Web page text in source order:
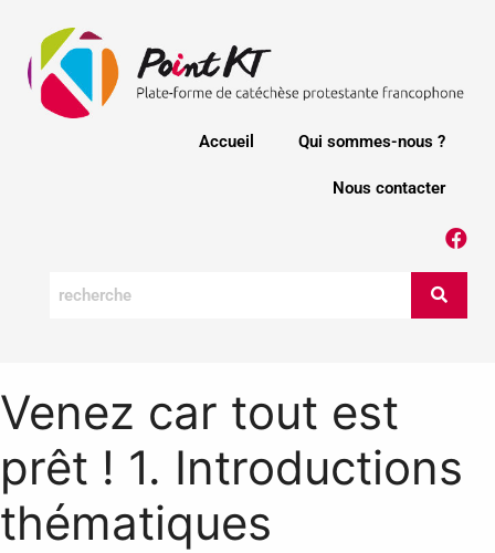
Accueil Qui sommes-nous ?
Nous contacter
Venez car tout est
prêt ! 1. Introductions
thématiques